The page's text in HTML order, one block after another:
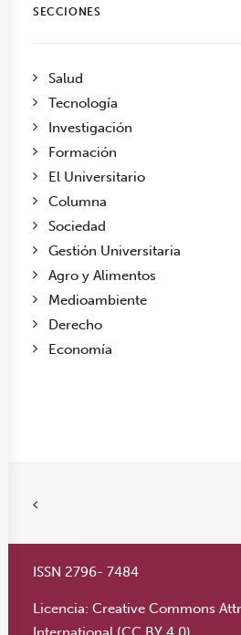
SECCIONES
Salud
Tecnología
Investigación
Formación
El Universitario
Columna
Sociedad
Gestión Universitaria
Agro y Alimentos
Medioambiente
Derecho
Economía
ISSN 2796- 7484
Licencia: Creative Commons